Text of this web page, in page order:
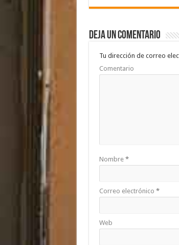
e
b
o
o
k
tt
er
at
sA
p
p
Deja un comentario
Tu dirección de correo
Comentario
Nombre *
Correo electrónico *
Web